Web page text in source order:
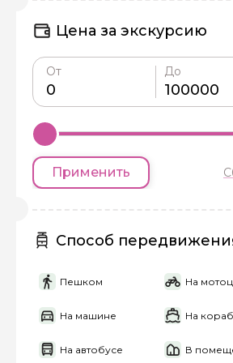
Цена за экскурсию
От До
Применить
Способ
Пешком На
На машине На
На автобусе В